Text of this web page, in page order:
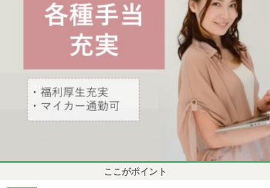
ここがポイント